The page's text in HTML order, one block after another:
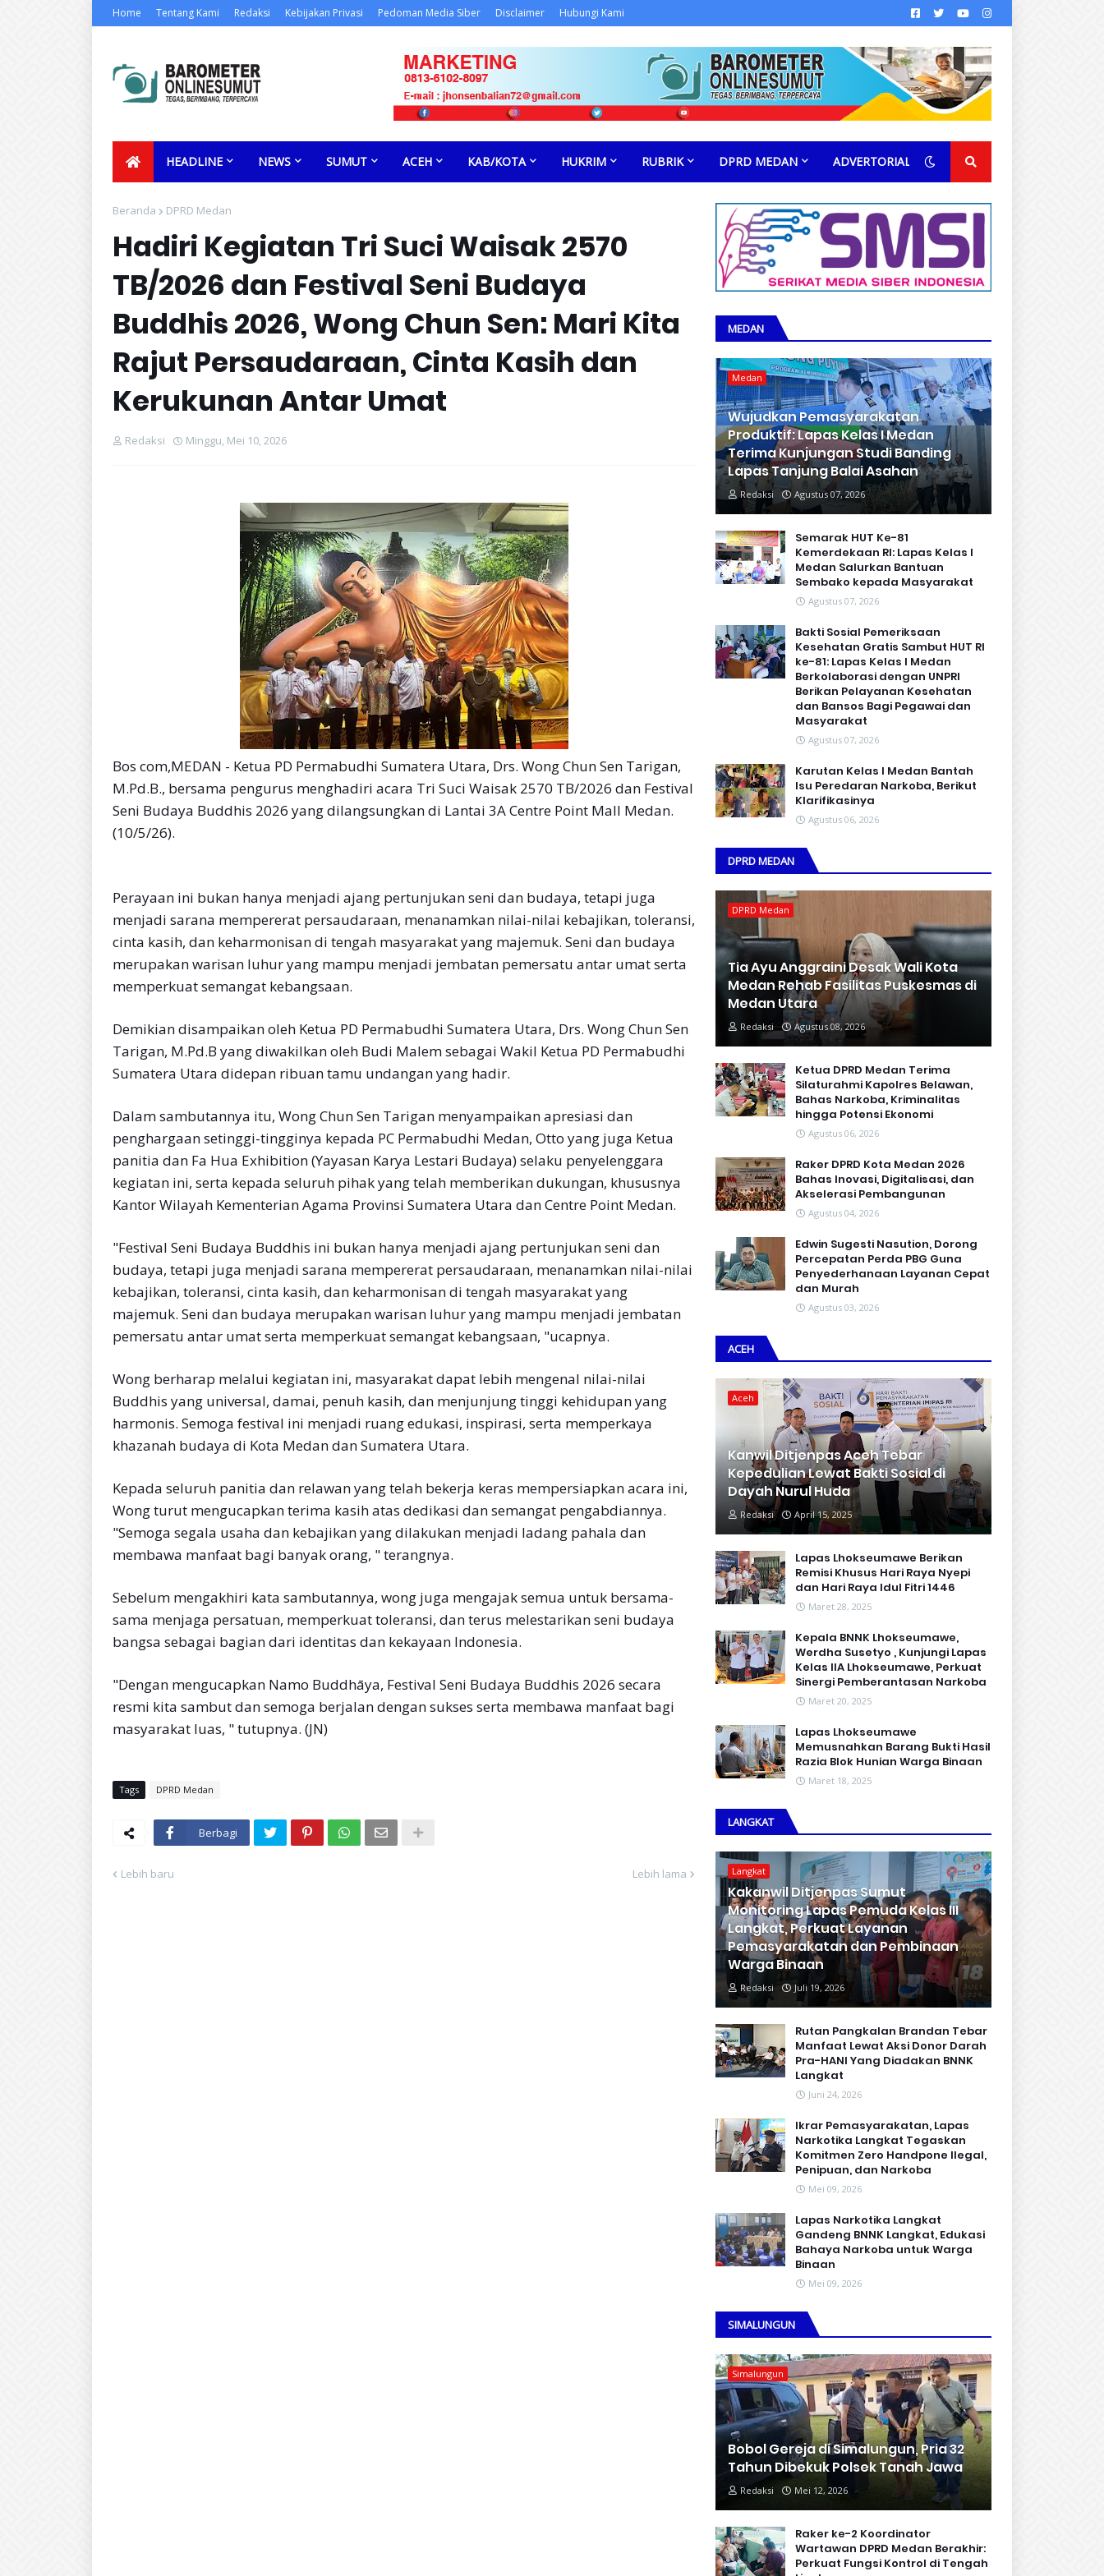
Home Tentang Kami Redaksi Kebijakan Privasi Pedoman Media Siber Disclaimer Hubungi Kami
HEADLINE NEWS SUMUT ACEH KAB/KOTA HUKRIM RUBRIK DPRD MEDAN ADVERTORIAL
Beranda DPRD Medan
Hadiri Kegiatan Tri Suci Waisak 2570
TB/2026 dan Festival Seni Budaya
Buddhis 2026, Wong Chun Sen: Mari Kita
Rajut Persaudaraan, Cinta Kasih dan
Kerukunan Antar Umat
Redaksi Minggu, Mei 10, 2026
Bos com,MEDAN - Ketua PD Permabudhi Sumatera Utara, Drs. Wong Chun Sen Tarigan,
M.Pd.B., bersama pengurus menghadiri acara Tri Suci Waisak 2570 TB/2026 dan Festival
Seni Budaya Buddhis 2026 yang dilangsungkan di Lantai 3A Centre Point Mall Medan.
(10/5/26).
Perayaan ini bukan hanya menjadi ajang pertunjukan seni dan budaya, tetapi juga
menjadi sarana mempererat persaudaraan, menanamkan nilai-nilai kebajikan, toleransi,
cinta kasih, dan keharmonisan di tengah masyarakat yang majemuk. Seni dan budaya
merupakan warisan luhur yang mampu menjadi jembatan pemersatu antar umat serta
memperkuat semangat kebangsaan.
Demikian disampaikan oleh Ketua PD Permabudhi Sumatera Utara, Drs. Wong Chun Sen
Tarigan, M.Pd.B yang diwakilkan oleh Budi Malem sebagai Wakil Ketua PD Permabudhi
Sumatera Utara didepan ribuan tamu undangan yang hadir.
Dalam sambutannya itu, Wong Chun Sen Tarigan menyampaikan apresiasi dan
penghargaan setinggi-tingginya kepada PC Permabudhi Medan, Otto yang juga Ketua
panitia dan Fa Hua Exhibition (Yayasan Karya Lestari Budaya) selaku penyelenggara
kegiatan ini, serta kepada seluruh pihak yang telah memberikan dukungan, khususnya
Kantor Wilayah Kementerian Agama Provinsi Sumatera Utara dan Centre Point Medan.
"Festival Seni Budaya Buddhis ini bukan hanya menjadi ajang pertunjukan seni dan
budaya, tetapi juga menjadi sarana mempererat persaudaraan, menanamkan nilai-nilai
kebajikan, toleransi, cinta kasih, dan keharmonisan di tengah masyarakat yang
majemuk. Seni dan budaya merupakan warisan luhur yang mampu menjadi jembatan
pemersatu antar umat serta memperkuat semangat kebangsaan, "ucapnya.
Wong berharap melalui kegiatan ini, masyarakat dapat lebih mengenal nilai-nilai
Buddhis yang universal, damai, penuh kasih, dan menjunjung tinggi kehidupan yang
harmonis. Semoga festival ini menjadi ruang edukasi, inspirasi, serta memperkaya
khazanah budaya di Kota Medan dan Sumatera Utara.
Kepada seluruh panitia dan relawan yang telah bekerja keras mempersiapkan acara ini,
Wong turut mengucapkan terima kasih atas dedikasi dan semangat pengabdiannya.
"Semoga segala usaha dan kebajikan yang dilakukan menjadi ladang pahala dan
membawa manfaat bagi banyak orang, " terangnya.
Sebelum mengakhiri kata sambutannya, wong juga mengajak semua untuk bersama-
sama menjaga persatuan, memperkuat toleransi, dan terus melestarikan seni budaya
bangsa sebagai bagian dari identitas dan kekayaan Indonesia.
"Dengan mengucapkan Namo Buddhāya, Festival Seni Budaya Buddhis 2026 secara
resmi kita sambut dan semoga berjalan dengan sukses serta membawa manfaat bagi
masyarakat luas, " tutupnya. (JN)
Tags DPRD Medan
Berbagi
Lebih baru Lebih lama
MEDAN
Medan
Wujudkan Pemasyarakatan
Produktif: Lapas Kelas I Medan
Terima Kunjungan Studi Banding
Lapas Tanjung Balai Asahan
Redaksi Agustus 07, 2026
Semarak HUT Ke-81
Kemerdekaan RI: Lapas Kelas I
Medan Salurkan Bantuan
Sembako kepada Masyarakat
Agustus 07, 2026
Bakti Sosial Pemeriksaan
Kesehatan Gratis Sambut HUT RI
ke-81: Lapas Kelas I Medan
Berkolaborasi dengan UNPRI
Berikan Pelayanan Kesehatan
dan Bansos Bagi Pegawai dan
Masyarakat
Agustus 07, 2026
Karutan Kelas I Medan Bantah
Isu Peredaran Narkoba, Berikut
Klarifikasinya
Agustus 06, 2026
DPRD MEDAN
DPRD Medan
Tia Ayu Anggraini Desak Wali Kota
Medan Rehab Fasilitas Puskesmas di
Medan Utara
Redaksi Agustus 08, 2026
Ketua DPRD Medan Terima
Silaturahmi Kapolres Belawan,
Bahas Narkoba, Kriminalitas
hingga Potensi Ekonomi
Agustus 06, 2026
Raker DPRD Kota Medan 2026
Bahas Inovasi, Digitalisasi, dan
Akselerasi Pembangunan
Agustus 04, 2026
Edwin Sugesti Nasution, Dorong
Percepatan Perda PBG Guna
Penyederhanaan Layanan Cepat
dan Murah
Agustus 03, 2026
ACEH
Aceh
Kanwil Ditjenpas Aceh Tebar
Kepedulian Lewat Bakti Sosial di
Dayah Nurul Huda
Redaksi April 15, 2025
Lapas Lhokseumawe Berikan
Remisi Khusus Hari Raya Nyepi
dan Hari Raya Idul Fitri 1446
Maret 28, 2025
Kepala BNNK Lhokseumawe,
Werdha Susetyo , Kunjungi Lapas
Kelas IIA Lhokseumawe, Perkuat
Sinergi Pemberantasan Narkoba
Maret 20, 2025
Lapas Lhokseumawe
Memusnahkan Barang Bukti Hasil
Razia Blok Hunian Warga Binaan
Maret 18, 2025
LANGKAT
Langkat
Kakanwil Ditjenpas Sumut
Monitoring Lapas Pemuda Kelas III
Langkat, Perkuat Layanan
Pemasyarakatan dan Pembinaan
Warga Binaan
Redaksi Juli 19, 2026
Rutan Pangkalan Brandan Tebar
Manfaat Lewat Aksi Donor Darah
Pra-HANI Yang Diadakan BNNK
Langkat
Juni 24, 2026
Ikrar Pemasyarakatan, Lapas
Narkotika Langkat Tegaskan
Komitmen Zero Handpone llegal,
Penipuan, dan Narkoba
Mei 09, 2026
Lapas Narkotika Langkat
Gandeng BNNK Langkat, Edukasi
Bahaya Narkoba untuk Warga
Binaan
Mei 09, 2026
SIMALUNGUN
Simalungun
Bobol Gereja di Simalungun, Pria 32
Tahun Dibekuk Polsek Tanah Jawa
Redaksi Mei 12, 2026
Raker ke-2 Koordinator
Wartawan DPRD Medan Berakhir:
Perkuat Fungsi Kontrol di Tengah